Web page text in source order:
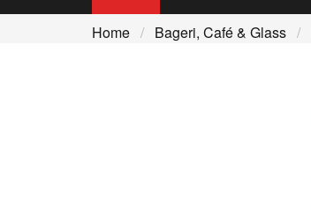
Home Bageri, Café & Glass